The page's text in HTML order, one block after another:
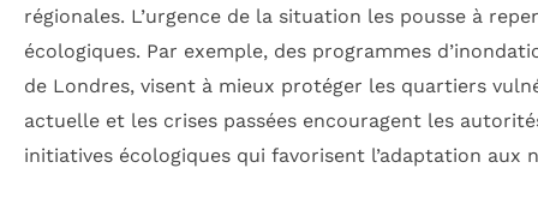
régionales. L’urgence de la situation les pousse à
écologiques. Par exemple, des programmes
de Londres, visent à mieux protéger les quartiers
actuelle et les crises passées encouragent les
initiatives écologiques qui favorisent l’adaptation aux